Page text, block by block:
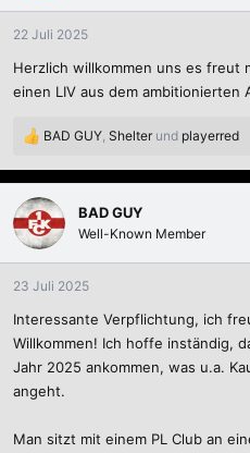
o
n
n
:
22 Juli 2025
Herzlich willkommen uns es freut
einen LIV aus dem ambitionierten
R
a
k
t
i
o
n
n
:
BAD GUY, Shelter und playerred
BAD GUY
Well-Known Member
23 Juli 2025
Interessante Verpflichtung, ich
Willkommen! Ich hoffe inständig,
Jahr 2025 ankommen, was u.a.
angeht.
Man sitzt mit einem PL Club an